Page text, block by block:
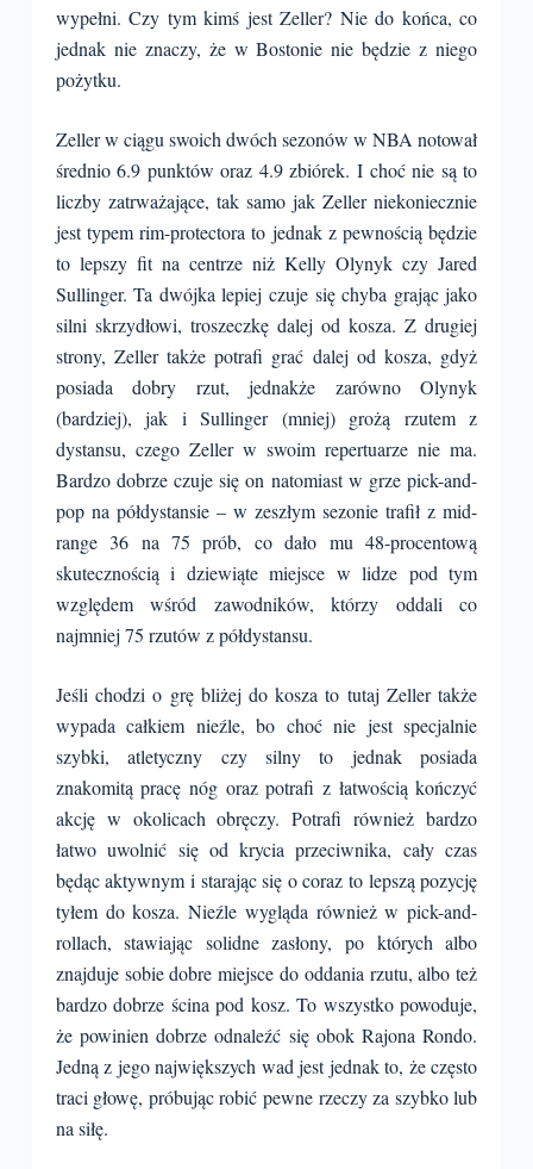
wypełni. Czy tym kimś jest Zeller? Nie do końca, co
jednak nie znaczy, że w Bostonie nie będzie z niego
pożytku.
Zeller w ciągu swoich dwóch sezonów w NBA notował
średnio 6.9 punktów oraz 4.9 zbiórek. I choć nie są to
liczby zatrważające, tak samo jak Zeller niekoniecznie
jest typem rim-protectora to jednak z pewnością będzie
to lepszy fit na centrze niż Kelly Olynyk czy Jared
Sullinger. Ta dwójka lepiej czuje się chyba grając jako
silni skrzydłowi, troszeczkę dalej od kosza. Z drugiej
strony, Zeller także potrafi grać dalej od kosza, gdyż
posiada dobry rzut, jednakże zarówno Olynyk
(bardziej), jak i Sullinger (mniej) grożą rzutem z
dystansu, czego Zeller w swoim repertuarze nie ma.
Bardzo dobrze czuje się on natomiast w grze pick-and-
pop na półdystansie – w zeszłym sezonie trafił z mid-
range 36 na 75 prób, co dało mu 48-procentową
skutecznością i dziewiąte miejsce w lidze pod tym
względem wśród zawodników, którzy oddali co
najmniej 75 rzutów z półdystansu.
Jeśli chodzi o grę bliżej do kosza to tutaj Zeller także
wypada całkiem nieźle, bo choć nie jest specjalnie
szybki, atletyczny czy silny to jednak posiada
znakomitą pracę nóg oraz potrafi z łatwością kończyć
akcję w okolicach obręczy. Potrafi również bardzo
łatwo uwolnić się od krycia przeciwnika, cały czas
będąc aktywnym i starając się o coraz to lepszą pozycję
tyłem do kosza. Nieźle wygląda również w pick-and-
rollach, stawiając solidne zasłony, po których albo
znajduje sobie dobre miejsce do oddania rzutu, albo też
bardzo dobrze ścina pod kosz. To wszystko powoduje,
że powinien dobrze odnaleźć się obok Rajona Rondo.
Jedną z jego największych wad jest jednak to, że często
traci głowę, próbując robić pewne rzeczy za szybko lub
na siłę.